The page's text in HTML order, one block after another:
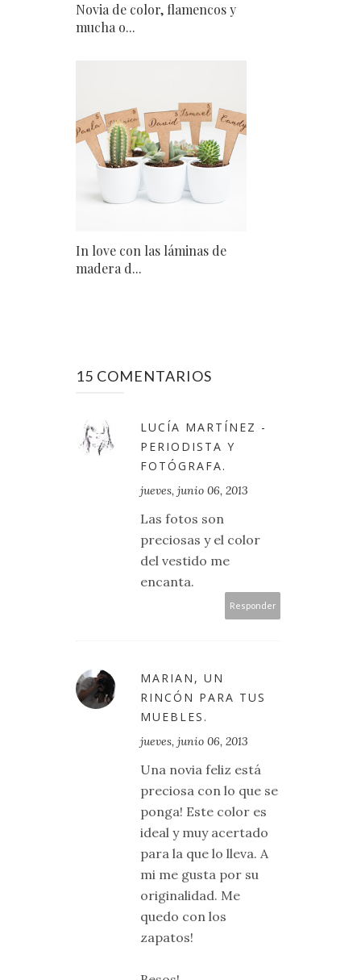
Novia de color, flamencos y
mucha o...
In love con las láminas de
madera d...
15 COMENTARIOS
LUCÍA MARTÍNEZ -
PERIODISTA Y
FOTÓGRAFA.
jueves, junio 06, 2013
Las fotos son
preciosas y el color
del vestido me
encanta.
Responder
MARIAN, UN
RINCÓN PARA TUS
MUEBLES.
jueves, junio 06, 2013
Una novia feliz está
preciosa con lo que se
ponga! Este color es
ideal y muy acertado
para la que lo lleva. A
mi me gusta por su
originalidad. Me
quedo con los
zapatos!